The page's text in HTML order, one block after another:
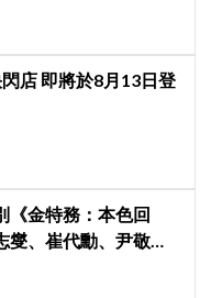
店 即將於8月13日登
《金特務：本色回
燮、崔代勳、尹敬